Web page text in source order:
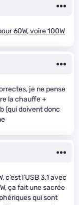
60W, voire 100W
je ne pense
la chauffe +
(qui doivent donc
c’est l’USB 3.1 avec
ça fait une sacrée
qui sont